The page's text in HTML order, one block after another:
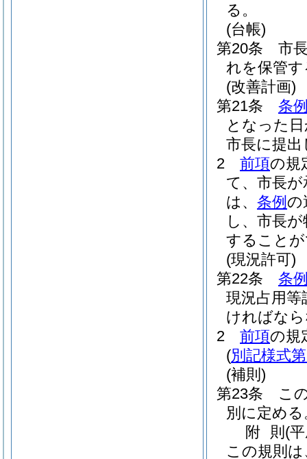
る。
(台帳)
第20条
市
れを保管
(改善計画)
第21条
条
となった
市長に提
2
前項の規
て、市長
は、 条例 の
し、市長
すること
(現況許可)
第22条
条
現況占用等
ければな
2
前項の規
(別記様式
(補則)
第23条
こ
別に定める
附 則 (
この規則